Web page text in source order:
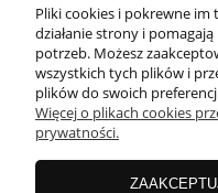
Pliki cookies i pokrewne
działanie strony i
potrzeb. Możesz
wszystkich tych plików i
plików do swoich
Więcej o plikach cookies
prywatności.